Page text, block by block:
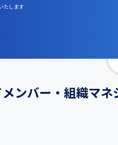
たします
ンバー・組織マネ